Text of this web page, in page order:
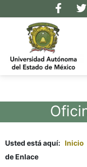
Usted está aquí: Inicio
de Enlace